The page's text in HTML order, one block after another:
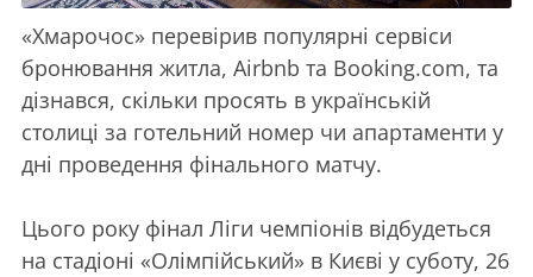
«Хмарочос» перевірив популярні сервіси
бронювання житла, Airbnb та Booking.com, та
дізнався, скільки просять в українській
столиці за готельний номер чи апартаменти у
дні проведення фінального матчу.
Цього року фінал Ліги чемпіонів відбудеться
на стадіоні «Олімпійський» в Києві у суботу, 26